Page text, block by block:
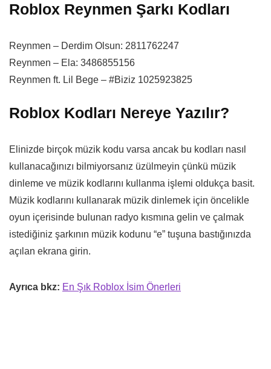
Roblox Reynmen Şarkı Kodları
Reynmen – Derdim Olsun: 2811762247
Reynmen – Ela: 3486855156
Reynmen ft. Lil Bege – #Biziz 1025923825
Roblox Kodları Nereye Yazılır?
Elinizde birçok müzik kodu varsa ancak bu kodları nasıl
kullanacağınızı bilmiyorsanız üzülmeyin çünkü müzik
dinleme ve müzik kodlarını kullanma işlemi oldukça basit.
Müzik kodlarını kullanarak müzik dinlemek için öncelikle
oyun içerisinde bulunan radyo kısmına gelin ve çalmak
istediğiniz şarkının müzik kodunu “e” tuşuna bastığınızda
açılan ekrana girin.
Ayrıca bkz: En Şık Roblox İsim Önerleri